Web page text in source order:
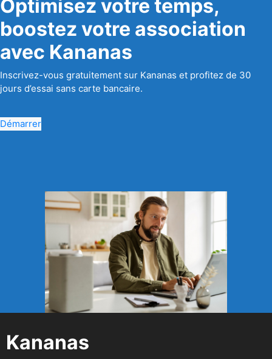
Optimisez votre temps,
boostez votre association
avec Kananas
Inscrivez-vous gratuitement sur Kananas et profitez de 30
jours d’essai sans carte bancaire.
Démarrer
Kananas